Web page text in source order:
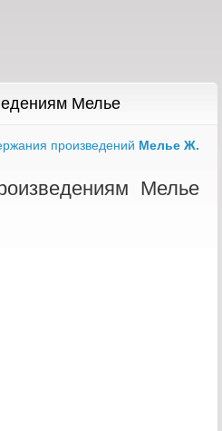
Мелье
произведений Мелье Ж.
Мелье